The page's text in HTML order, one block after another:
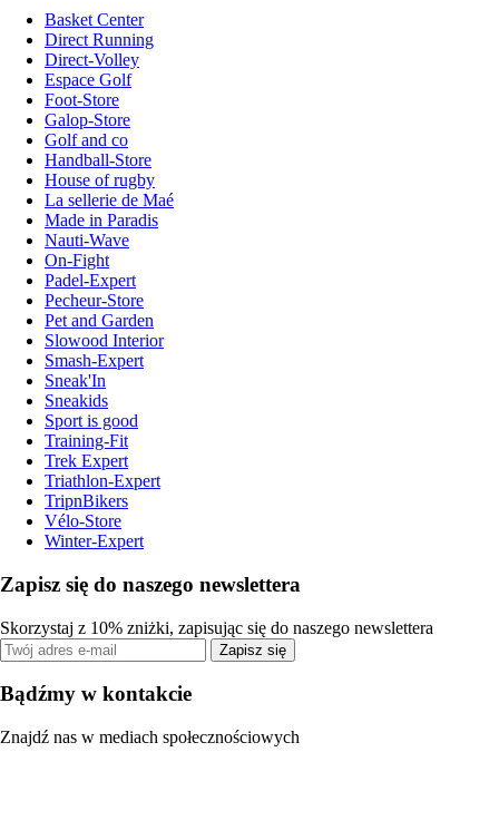
Basket Center
Direct Running
Direct-Volley
Espace Golf
Foot-Store
Galop-Store
Golf and co
Handball-Store
House of rugby
La sellerie de Maé
Made in Paradis
Nauti-Wave
On-Fight
Padel-Expert
Pecheur-Store
Pet and Garden
Slowood Interior
Smash-Expert
Sneak'In
Sneakids
Sport is good
Training-Fit
Trek Expert
Triathlon-Expert
TripnBikers
Vélo-Store
Winter-Expert
Zapisz się do naszego newslettera
Skorzystaj z 10% zniżki, zapisując się do naszego newslettera
Zapisz się
Bądźmy w kontakcie
Znajdź nas w mediach społecznościowych